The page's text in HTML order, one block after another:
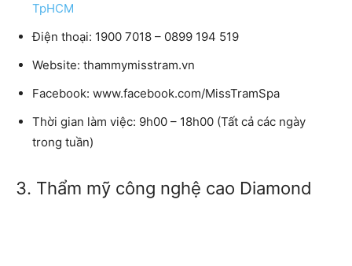
TpHCM
Điện thoại: 1900 7018 – 0899 194 519
Website: thammymisstram.vn
Facebook: www.facebook.com/MissTramSpa
Thời gian làm việc: 9h00 – 18h00 (Tất cả các ngày
trong tuần)
3. Thẩm mỹ công nghệ cao Diamond